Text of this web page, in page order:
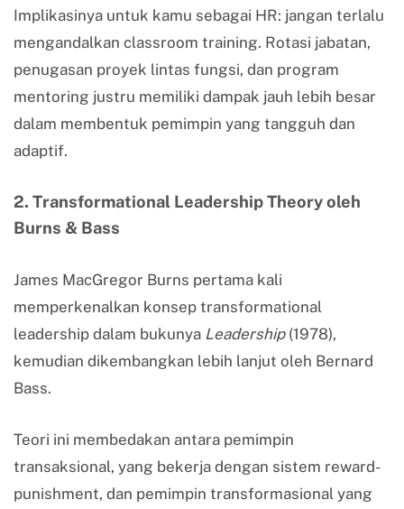
Implikasinya untuk kamu sebagai HR: jangan terlalu
mengandalkan classroom training. Rotasi jabatan,
penugasan proyek lintas fungsi, dan program
mentoring justru memiliki dampak jauh lebih besar
dalam membentuk pemimpin yang tangguh dan
adaptif.
2. Transformational Leadership Theory oleh
Burns & Bass
James MacGregor Burns pertama kali
memperkenalkan konsep transformational
leadership dalam bukunya Leadership(1978),
kemudian dikembangkan lebih lanjut oleh Bernard
Bass.
Teori ini membedakan antara pemimpin
transaksional, yang bekerja dengan sistem reward-
punishment, dan pemimpin transformasional yang